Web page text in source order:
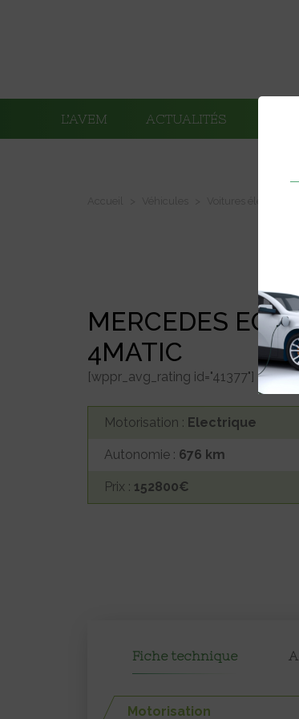
L’AVEM ACTUALITÉS
MERCEDES EQS
4MATIC
[wppr_avg_rating id="41377"]
Motorisation : Electrique
Autonomie : 676 km
Prix : 152800€
Fiche technique
Motorisation